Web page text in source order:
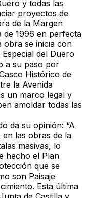
y todas las
proyectos de
de la Margen
de 1996 en perfecta
obra se inicia con
del Duero
a su paso por
Histórico de
la Avenida
un marco legal y
amoldar todas las
da su opinión: “A
las obras de la
masivas, lo
hecho el Plan
que se
son Paisaje
Esta última